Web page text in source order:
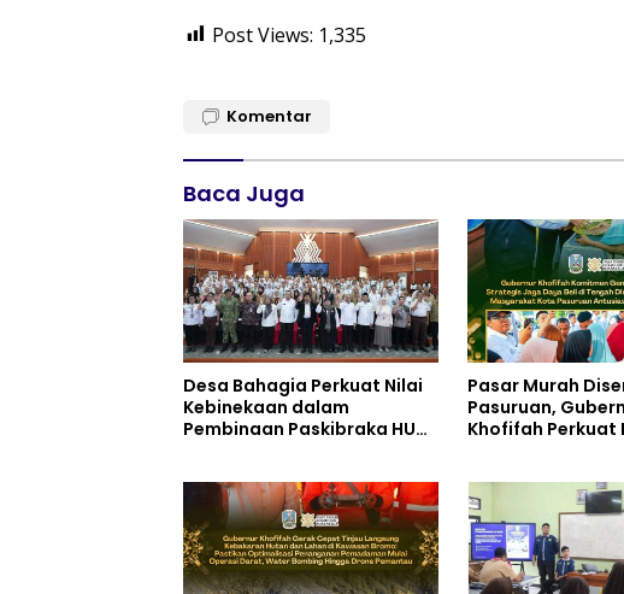
Post Views: 1,335
Komentar
Baca Juga
Desa Bahagia Perkuat Nilai
Kebinekaan dalam
Pembinaan Paskibraka HUT
Pasar Murah
Pasuruan,
Khofifah Perkuat